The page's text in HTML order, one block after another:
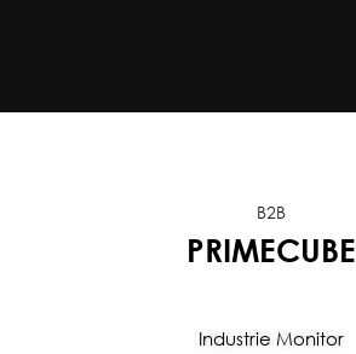
B2B
PRIMECUBE
Industrie Monitor